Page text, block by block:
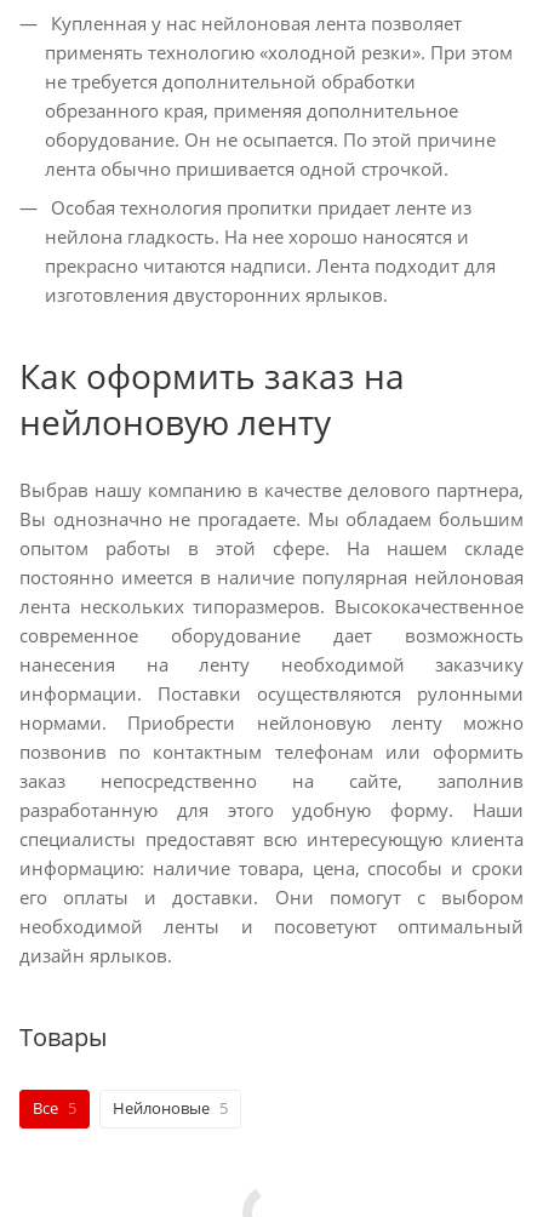
Купленная у нас нейлоновая лента позволяет
применять технологию «холодной резки». При этом
не требуется дополнительной обработки
обрезанного края, применяя дополнительное
оборудование. Он не осыпается. По этой причине
лента обычно пришивается одной строчкой.
Особая технология пропитки придает ленте из
нейлона гладкость. На нее хорошо наносятся и
прекрасно читаются надписи. Лента подходит для
изготовления двусторонних ярлыков.
Как оформить заказ на
нейлоновую ленту
Выбрав нашу компанию в качестве делового партнера,
Вы однозначно не прогадаете. Мы обладаем большим
опытом работы в этой сфере. На нашем складе
постоянно имеется в наличие популярная нейлоновая
лента нескольких типоразмеров. Высококачественное
современное оборудование дает возможность
нанесения на ленту необходимой заказчику
информации. Поставки осуществляются рулонными
нормами. Приобрести нейлоновую ленту можно
позвонив по контактным телефонам или оформить
заказ непосредственно на сайте, заполнив
разработанную для этого удобную форму. Наши
специалисты предоставят всю интересующую клиента
информацию: наличие товара, цена, способы и сроки
его оплаты и доставки. Они помогут с выбором
необходимой ленты и посоветуют оптимальный
дизайн ярлыков.
Товары
Все 5 Нейлоновые 5